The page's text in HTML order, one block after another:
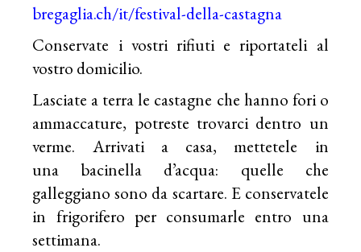
bregaglia.ch/it/festival-della-castagna
Conservate i vostri rifiuti e riportateli al
vostro domicilio.
Lasciate a terra le castagne che hanno fori o
ammaccature, potreste trovarci dentro un
verme. Arrivati a casa, mettetele in
una bacinella d’acqua: quelle che
galleggiano sono da scartare. E conservatele
in frigorifero per consumarle entro una
settimana.